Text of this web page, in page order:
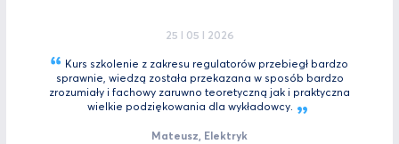
25 I 05 I 2026
Kurs szkolenie z zakresu regulatorów przebiegł bardzo
sprawnie, wiedzą została przekazana w sposób bardzo
zrozumiały i fachowy zaruwno teoretyczną jak i praktyczna
wielkie podziękowania dla wykładowcy.
Mateusz, Elektryk